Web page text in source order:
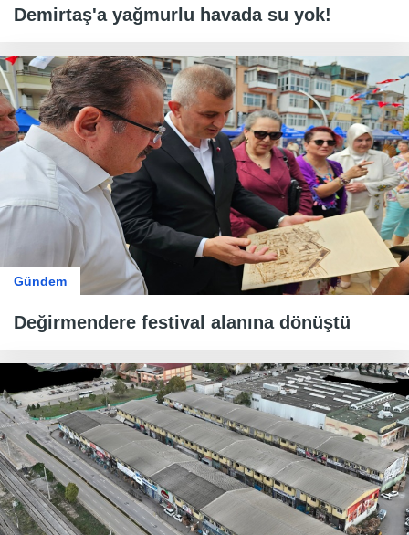
Demirtaş'a yağmurlu havada su yok!
Gündem
Değirmendere festival alanına dönüştü